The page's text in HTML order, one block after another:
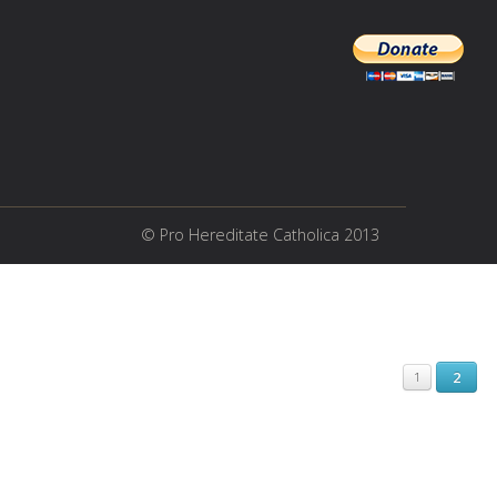
1 2
© Pro Hereditate Catholica 2013